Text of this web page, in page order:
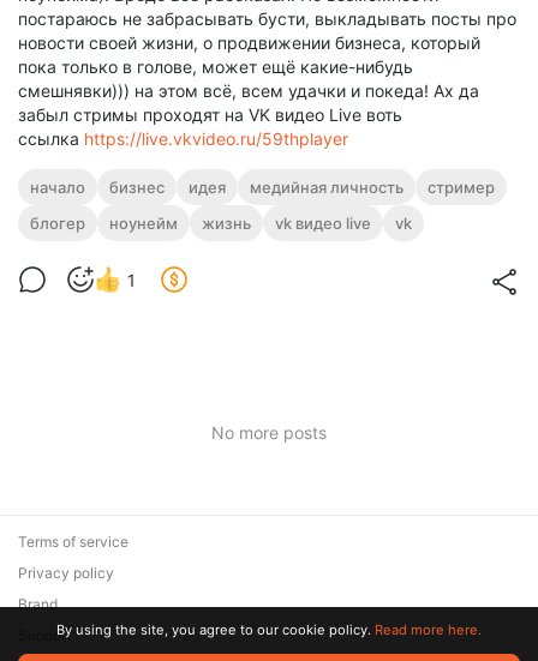
постараюсь не забрасывать бусти, выкладывать посты про
новости своей жизни, о продвижении бизнеса, который
пока только в голове, может ещё какие-нибудь
смешнявки))) на этом всё, всем удачки и покеда! Ах да
забыл стримы проходят на VK видео Live воть
ссылка https://live.vkvideo.ru/59thplayer
начало бизнес идея медийная личность
стример
блогер
ноунейм жизнь vk видео live vk
1
No more posts
Terms of service
Privacy policy
Brand
SupportBy using the site, you agree to our cookie policy. Read more here.